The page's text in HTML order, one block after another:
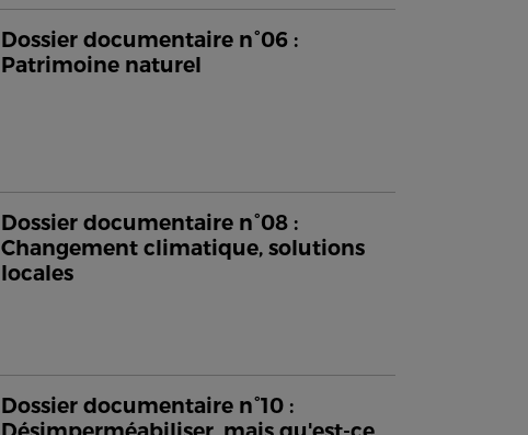
Dossier documentaire n°06 :
Patrimoine naturel
Dossier documentaire n°08 :
Changement climatique, solutions
locales
Dossier documentaire n°10 :